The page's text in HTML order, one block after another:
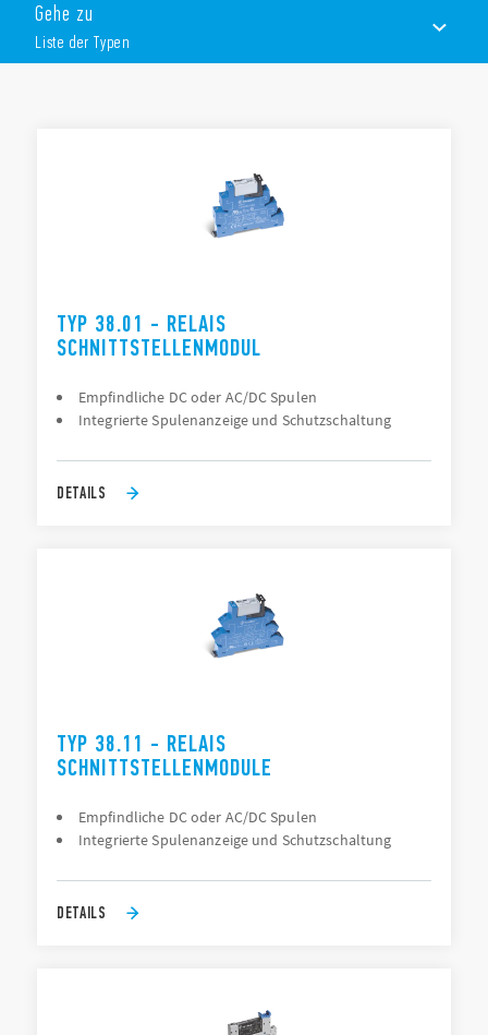
Zeitrelais mit EMR- oder SSR-Ausgang
Ausführung mit AC-Reststromunterdrückung
Gehe zu
Liste der Typen
TYP 38.01 - RELAIS
SCHNITTSTELLENMODUL
Empfindliche DC oder AC/DC Spulen
Integrierte Spulenanzeige und Schutzschaltung
DETAILS
TYP 38.11 - RELAIS
SCHNITTSTELLENMODULE
Empfindliche DC oder AC/DC Spulen
Integrierte Spulenanzeige und Schutzschaltung
DETAILS